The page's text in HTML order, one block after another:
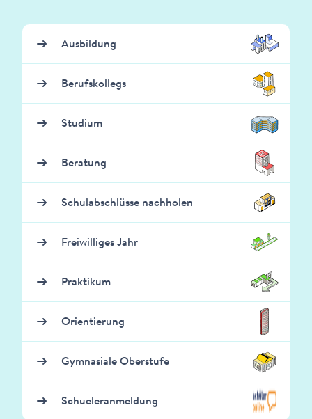
Ausbildung
Berufskollegs
Studium
Beratung
Schulabschlüsse nachholen
Freiwilliges Jahr
Praktikum
Orientierung
Gymnasiale Oberstufe
Schueleranmeldung